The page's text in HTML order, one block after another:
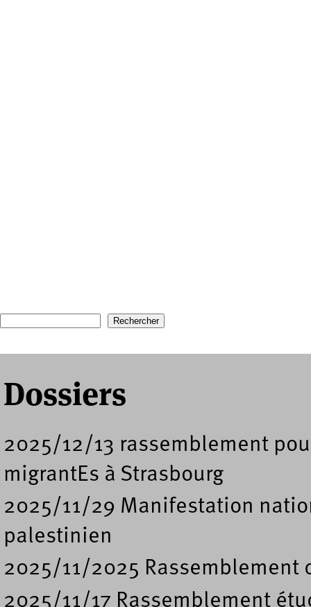
Formulaire de recherche
Dossiers
2025/12/13 rassemblement
migrantEs à Strasbourg
2025/11/29 Manifestation
palestinien
2025/11/2025 Rassemblement
2025/11/17 Rassemblement